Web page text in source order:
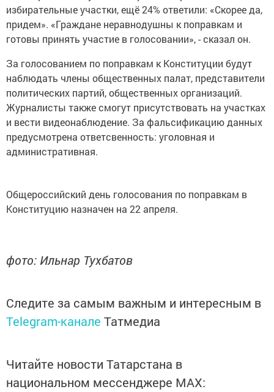
избирательные участки, ещё 24% ответили: «Скорее да,
придем». «Граждане неравнодушны к поправкам и
готовы принять участие в голосовании», - сказал он.
За голосованием по поправкам к Конституции будут
наблюдать члены общественных палат, представители
политических партий, общественных организаций.
Журналисты также смогут присутствовать на участках
и вести видеонаблюдение. За фальсификацию данных
предусмотрена ответсвенность: уголовная и
административная.
Общероссийский день голосования по поправкам в
Конституцию назначен на 22 апреля.
фото: Ильнар Тухбатов
Следите за самым важным и интересным в
Telegram-канале Татмедиа
Читайте новости Татарстана в
национальном мессенджере MАХ: